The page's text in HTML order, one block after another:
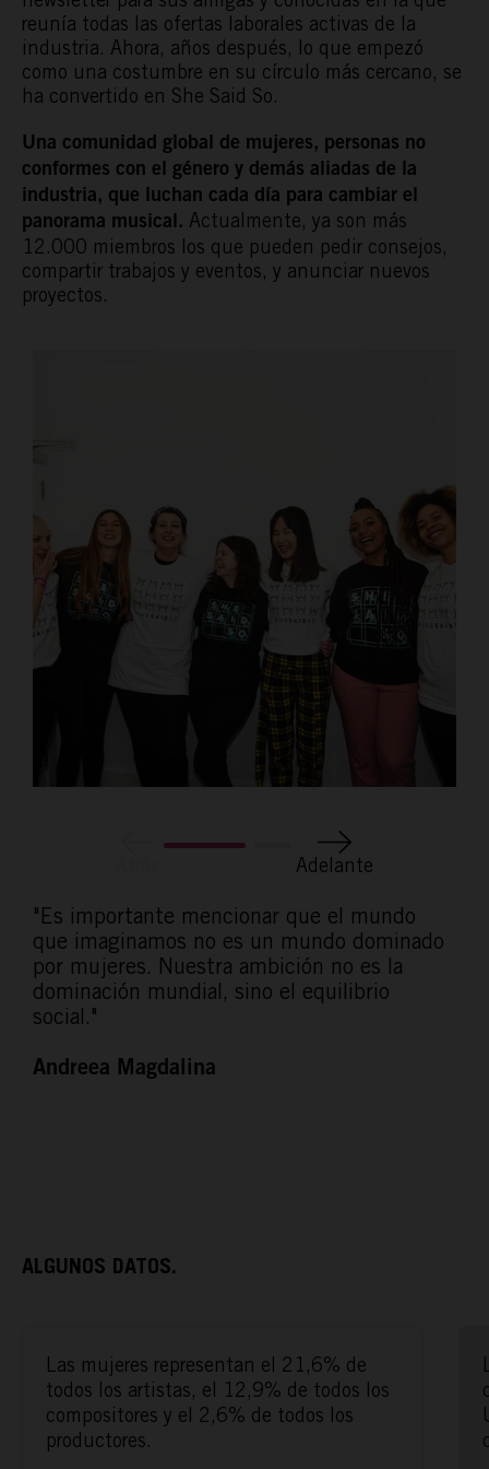
PODCAST
reunía todas las ofertas laborales activas de la
industria. Ahora, años después, lo que empezó
como una costumbre en su círculo más cercano, se
ha convertido en She Said So.
Una comunidad global de mujeres, personas no
conformes con el género y demás aliadas de la
industria, que luchan cada día para cambiar el
panorama musical. Actualmente, ya son más
12.000 miembros los que pueden pedir consejos,
compartir trabajos y eventos, y anunciar nuevos
proyectos.
Adelante
"Es importante mencionar que el mundo
que imaginamos no es un mundo dominado
por mujeres. Nuestra ambición no es la
dominación mundial, sino el equilibrio
social."
Andreea Magdalina
ALGUNOS DATOS.
Las mujeres representan el 21,6% de
todos los artistas, el 12,9% de todos los
compositores y el 2,6% de todos los
productores.